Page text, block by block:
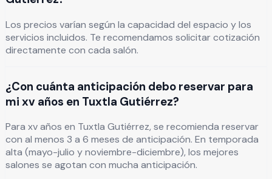
Los precios varían según la capacidad del espacio y los
servicios incluidos. Te recomendamos solicitar cotización
directamente con cada salón.
¿Con cuánta anticipación debo reservar para
mi xv años en Tuxtla Gutiérrez?
Para xv años en Tuxtla Gutiérrez, se recomienda reservar
con al menos 3 a 6 meses de anticipación. En temporada
alta (mayo-julio y noviembre-diciembre), los mejores
salones se agotan con mucha anticipación.